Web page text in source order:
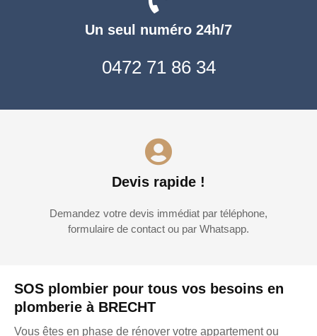
SOS plombier pour tous vos besoins en
plomberie à BRECHT
Vous êtes en phase de rénover votre appartement ou
Un seul numéro 24h/7
0472 71 86 34
Devis rapide !
Demandez votre devis immédiat par téléphone,
formulaire de contact ou par Whatsapp.